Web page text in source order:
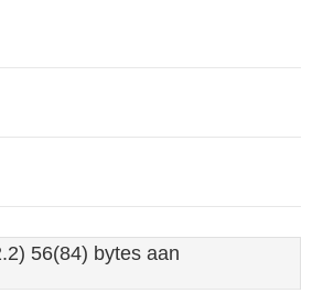
56(84) bytes aan